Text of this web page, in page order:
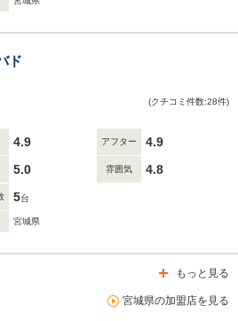
ド
(クチコミ件数:28件)
4.9 アフター 4.9
5.0 雰囲気 4.8
5台
宮城県
もっと見る
宮城県の加盟店を見る